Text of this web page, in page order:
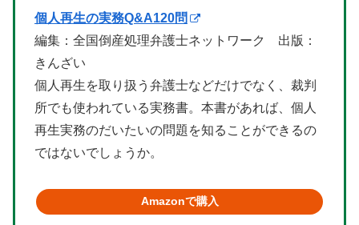
個人再生の実務Q&A120問
編集：全国倒産処理弁護士ネットワーク 出版：
きんざい
個人再生を取り扱う弁護士などだけでなく、裁判
所でも使われている実務書。本書があれば、個人
再生実務のだいたいの問題を知ることができるの
ではないでしょうか。
Amazonで購入